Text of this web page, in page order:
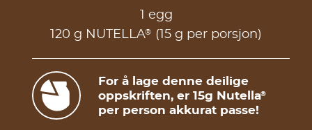
1 egg
120 g NUTELLA® (15 g per porsjon)
For å lage denne deilige
oppskriften, er 15g Nutella®
per person akkurat passe!